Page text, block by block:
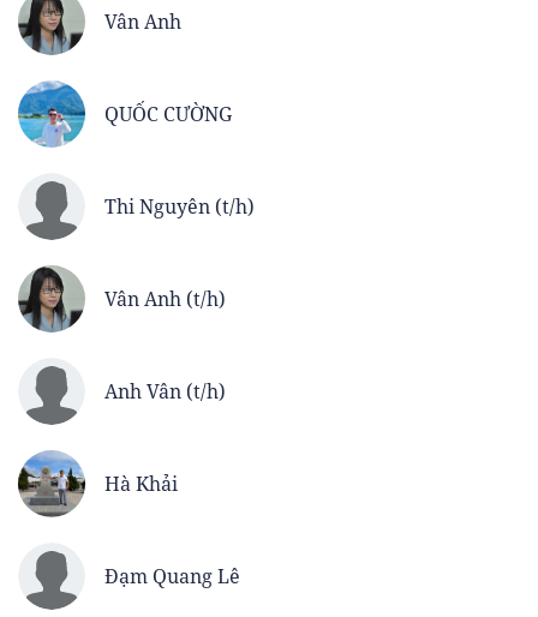
Vân Anh
QUỐC CƯỜNG
Thi Nguyên (t/h)
Vân Anh (t/h)
Anh Vân (t/h)
Hà Khải
Đạm Quang Lê